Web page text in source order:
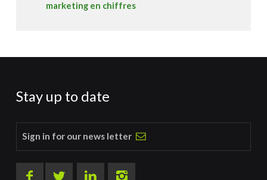
marketing en chiffres
Stay up to date
Sign in for our news letter